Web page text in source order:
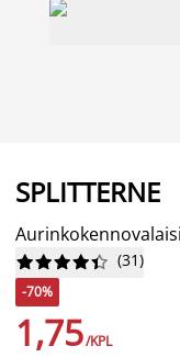
SPLITTERNE





 (31)
-70%
1,75/KPL